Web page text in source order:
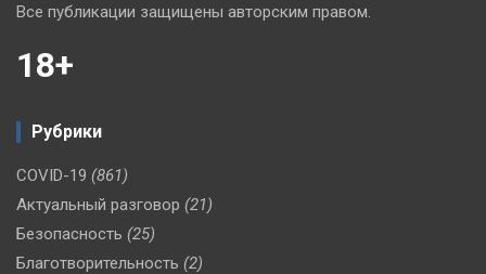
Все публикации защищены авторским правом.
18+
Рубрики
COVID-19 (861)
Актуальный разговор (21)
Безопасность (25)
Благотворительность (2)